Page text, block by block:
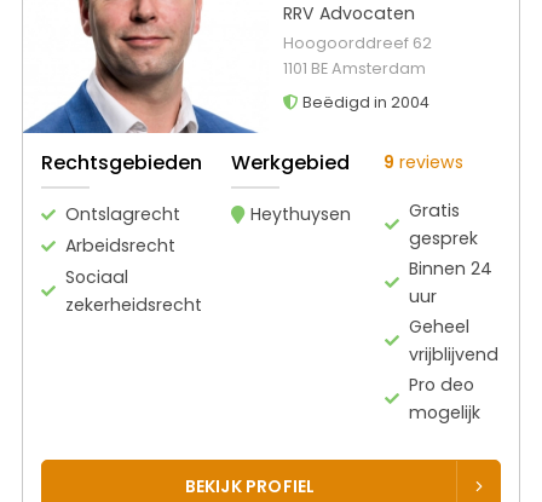
RRV Advocaten
Hoogoorddreef 62
1101 BE Amsterdam
Beëdigd in 2004
Rechtsgebieden
Ontslagrecht
Arbeidsrecht
Sociaal
zekerheidsrecht
Werkgebied
Heythuysen
9 reviews
Gratis
gesprek
Binnen 24
uur
Geheel
vrijblijvend
Pro deo
mogelijk
BEKIJK PROFIEL